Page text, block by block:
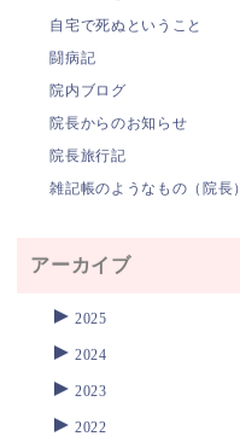
自宅で死ぬということ
闘病記
院内ブログ
院長からのお知らせ
院長旅行記
雑記帳のようなもの（院長）
アーカイブ
►2025
►2024
►2023
►2022